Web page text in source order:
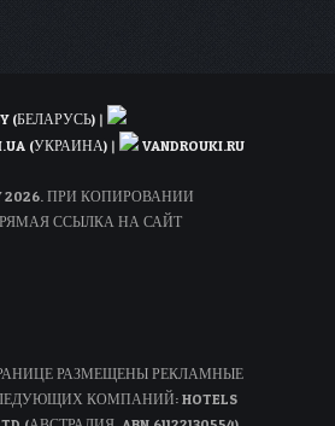
(БЕЛАРУСЬ) |
(УКРАИНА) |
VANDROUKI.RU
2026. ПРИ КОПИРОВАНИИ
ССЫЛКА НА САЙТ
РАЗМЕЩЕНЫ РЕКЛАМНЫЕ
КОМПАНИЙ: HOTELS